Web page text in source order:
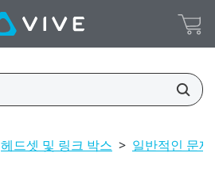
헤드셋 및 링크 박스 > 일반적인 문